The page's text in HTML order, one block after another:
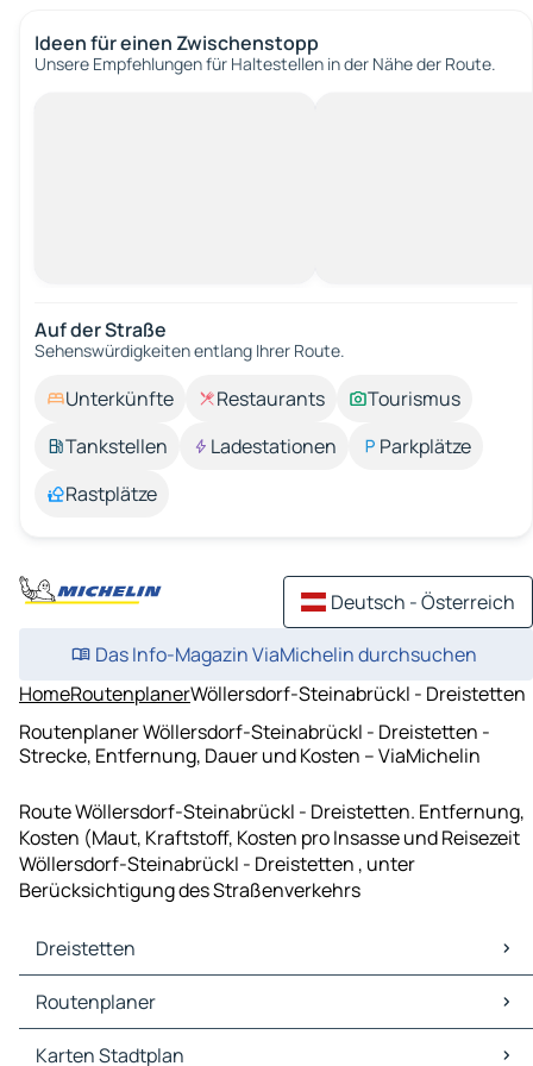
Ideen für einen Zwischenstopp
Unsere Empfehlungen für Haltestellen in der Nähe der Route.
Auf der Straße
Sehenswürdigkeiten entlang Ihrer Route.
Unterkünfte Restaurants
Tourismus
Tankstellen
Ladestationen
Parkplätze
Rastplätze
Deutsch - Österreich
Das Info-Magazin ViaMichelin durchsuchen
HomeRoutenplanerWöllersdorf-Steinabrückl - Dreistetten
Routenplaner Wöllersdorf-Steinabrückl - Dreistetten -
Strecke, Entfernung, Dauer und Kosten – ViaMichelin
Route Wöllersdorf-Steinabrückl - Dreistetten. Entfernung,
Kosten (Maut, Kraftstoff, Kosten pro Insasse und Reisezeit
Wöllersdorf-Steinabrückl - Dreistetten , unter
Berücksichtigung des Straßenverkehrs
Dreistetten
Dreistetten Karten Stadtplan
Dreistetten Verkehr
Dreistetten Hotels
Routenplaner
Routenplaner Dreistetten - Wiener Neustadt
Karten Stadtplan